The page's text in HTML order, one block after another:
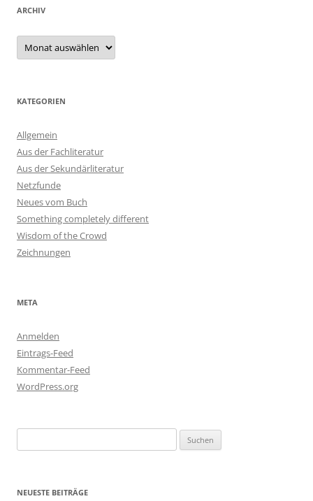
ARCHIV
Archiv
KATEGORIEN
Allgemein
Aus der Fachliteratur
Aus der Sekundärliteratur
Netzfunde
Neues vom Buch
Something completely different
Wisdom of the Crowd
Zeichnungen
META
Anmelden
Eintrags-Feed
Kommentar-Feed
WordPress.org
nach:
NEUESTE BEITRÄGE